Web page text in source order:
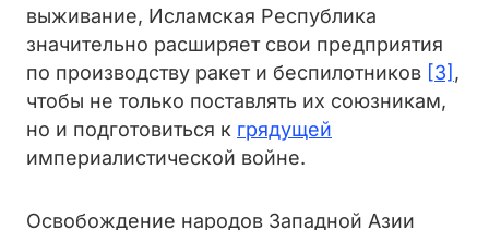
выживание, Исламская Республика
значительно расширяет свои предприятия
по производству ракет и беспилотников [3] ,
чтобы не только поставлять их союзникам,
но и подготовиться к грядущей
империалистической войне.
Освобождение народов Западной Азии